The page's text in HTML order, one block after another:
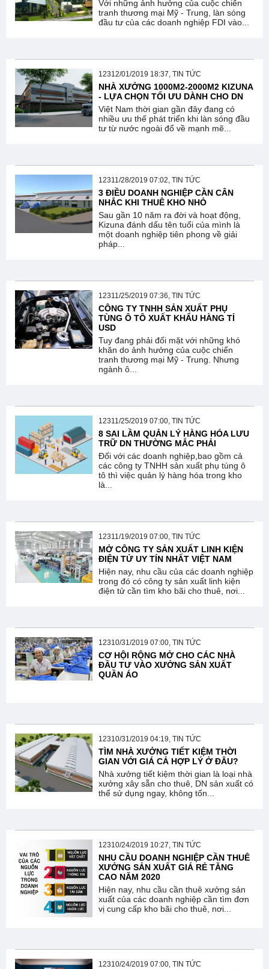
Với những ảnh hưởng của cuộc chiến
tranh thương mại Mỹ - Trung, làn sóng
đầu tư của các doanh nghiệp FDI vào...
12312/01/2019 18:37, TIN TỨC
NHÀ XƯỞNG 1000M2-2000M2 KIZUNA
- LỰA CHỌN TỐI ƯU DÀNH CHO DN
Việt Nam thời gian gần đây đang có
nhiều ưu thế phát triển khi làn sóng đầu
tư từ nước ngoài đổ về mạnh mẽ...
12311/28/2019 07:02, TIN TỨC
3 ĐIỀU DOANH NGHIỆP CẦN CÂN
NHẮC KHI THUÊ KHO NHỎ
Sau gần 10 năm ra đời và hoạt động,
Kizuna đánh dấu tên tuổi của mình là
một doanh nghiệp tiên phong về giải
pháp...
12311/25/2019 07:36, TIN TỨC
CÔNG TY TNHH SẢN XUẤT PHỤ
TÙNG Ô TÔ XUẤT KHẨU HÀNG TỈ
USD
Tuy đang phải đối mặt với những khó
khăn do ảnh hưởng của cuộc chiến
tranh thương mại Mỹ - Trung. Nhưng
ngành ô...
12311/25/2019 07:00, TIN TỨC
8 SAI LẦM QUẢN LÝ HÀNG HÓA LƯU
TRỮ DN THƯỜNG MẮC PHẢI
Đối với các doanh nghiệp,bao gồm cả
các công ty TNHH sản xuất phụ tùng ô
tô thì việc quản lý hàng hóa trong kho
là...
12311/19/2019 07:00, TIN TỨC
MỞ CÔNG TY SẢN XUẤT LINH KIỆN
ĐIỆN TỬ UY TÍN NHẤT VIỆT NAM
Hiện nay, nhu cầu của các doanh nghiệp
trong đó có công ty sản xuất linh kiện
điện tử cần tìm kho bãi cho thuê, nơi...
12310/31/2019 07:00, TIN TỨC
CƠ HỘI RỘNG MỞ CHO CÁC NHÀ
ĐẦU TƯ VÀO XƯỞNG SẢN XUẤT
QUẦN ÁO
12310/31/2019 04:19, TIN TỨC
TÌM NHÀ XƯỞNG TIẾT KIỆM THỜI
GIAN VỚI GIÁ CẢ HỢP LÝ Ở ĐÂU?
Nhà xưởng tiết kiệm thời gian là loại nhà
xưởng xây sẵn cho thuê, DN sản xuất có
thể sử dụng ngay, không tốn...
12310/24/2019 10:27, TIN TỨC
NHU CẦU DOANH NGHIỆP CẦN THUÊ
XƯỞNG SẢN XUẤT GIÁ RẺ TĂNG
CAO NĂM 2020
Hiện nay, nhu cầu cần thuê xưởng sản
xuất của các doanh nghiệp cần tìm đơn
vị cung cấp kho bãi cho thuê, nơi...
12310/24/2019 07:00, TIN TỨC